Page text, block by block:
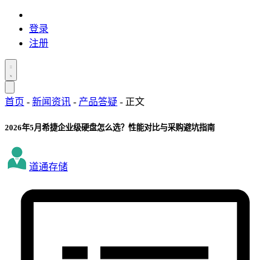
登录
注册
首页 - 新闻资讯 - 产品答疑 - 正文
2026年5月希捷企业级硬盘怎么选？性能对比与采购避坑指南
道通存储